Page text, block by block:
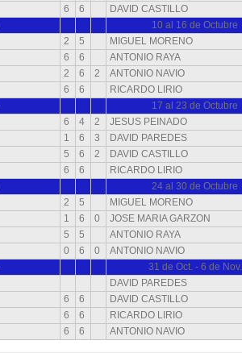
6 6 DAVID CASTILLO
10 al 16 de Octubre
2 5 MIGUEL MORENO
6 6 ANTONIO RAYA
2 6 2 ANTONIO NAVIO
6 6 RICARDO LIRIO
17 al 23 de Octubre
6 4 2 JESUS PEINADO
1 6 3 DAVID PAREDES
5 6 2 DAVID CASTILLO
6 6 RICARDO LIRIO
24 al 30 de Octubre
2 5 MIGUEL MORENO
1 6 0 JOSE MARIA GARZON
5 5 ANTONIO RAYA
0 6 0 ANTONIO NAVIO
31 de Oct. - 6 de Nov.
DAVID PAREDES
6 6 DAVID CASTILLO
6 6 RICARDO LIRIO
6 6 ANTONIO NAVIO